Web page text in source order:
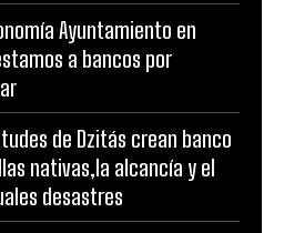
Ayuntamiento en
a bancos por
de Dzitás crean banco
nativas,la alcancía y el
desastres